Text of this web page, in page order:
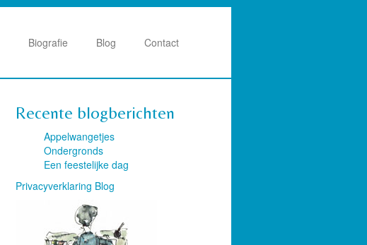
Biografie Blog Contact
Recente blogberichten
Appelwangetjes
Ondergronds
Een feestelijke dag
Privacyverklaring Blog